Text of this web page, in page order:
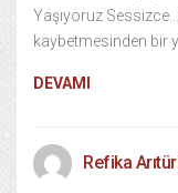
Yaşıyoruz Sessizce…
kaybetmesinden bir
DEVAMI
Refika